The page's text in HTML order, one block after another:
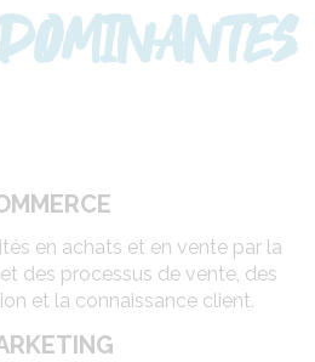
en achats et en vente par la
des processus de vente, des
et la connaissance client.